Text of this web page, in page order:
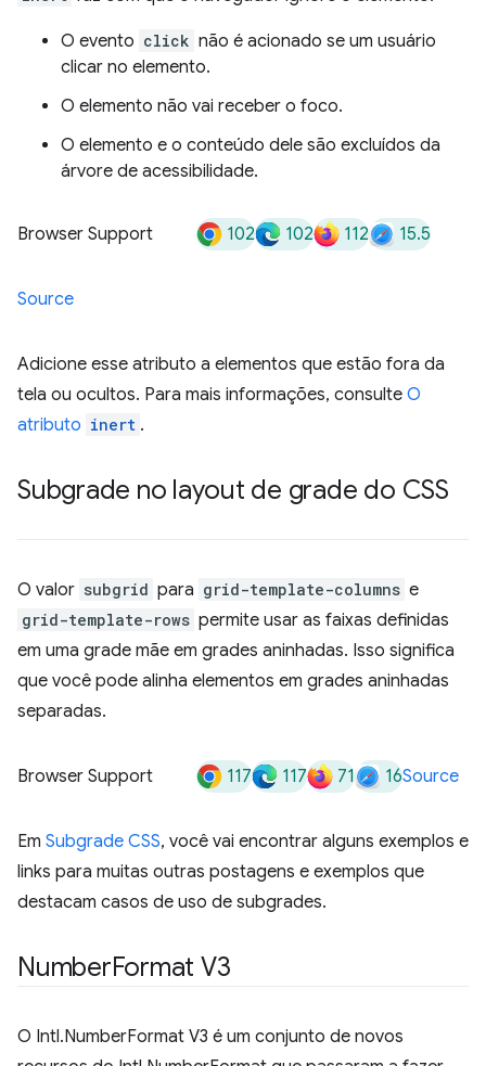
O evento click não é acionado se um usuário
clicar no elemento.
O elemento não vai receber o foco.
O elemento e o conteúdo dele são excluídos da
árvore de acessibilidade.
Browser Support 102 102 112 15.5
Source
Adicione esse atributo a elementos que estão fora da
tela ou ocultos. Para mais informações, consulte O
atributo inert .
Subgrade no layout de grade do CSS
O valor subgrid para grid-template-columns e
grid-template-rows permite usar as faixas definidas
em uma grade mãe em grades aninhadas. Isso significa
que você pode alinha elementos em grades aninhadas
separadas.
Browser Support 117 117 71 16Source
Em Subgrade CSS, você vai encontrar alguns exemplos e
links para muitas outras postagens e exemplos que
destacam casos de uso de subgrades.
NumberFormat V3
O Intl.NumberFormat V3 é um conjunto de novos